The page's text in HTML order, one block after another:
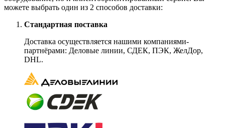
можете выбрать один из 2 способов доставки:
Стандартная поставка
Доставка осуществляется нашими компаниями-
партнёрами: Деловые линии, СДЕК, ПЭК, ЖелДор,
DHL.